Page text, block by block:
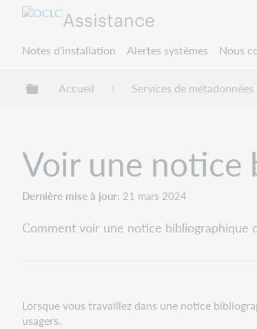
Assistance
Notes d’installation Alertes systèmes Nous
Développer/réduire la hiérarchie
Accueil Services de métadonnées
Voir une notice
Dernière mise à jour 21 mars 2024
Comment voir une notice bibliographique
Lorsque vous travaillez dans une notice
usagers.